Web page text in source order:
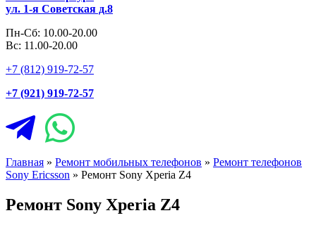
ул. 1-я Советская д.8
Пн-Сб: 10.00-20.00
Вс: 11.00-20.00
+7 (812) 919-72-57
+7 (921) 919-72-57
Главная » Ремонт мобильных телефонов » Ремонт телефонов
Sony Ericsson » Ремонт Sony Xperia Z4
Ремонт Sony Xperia Z4